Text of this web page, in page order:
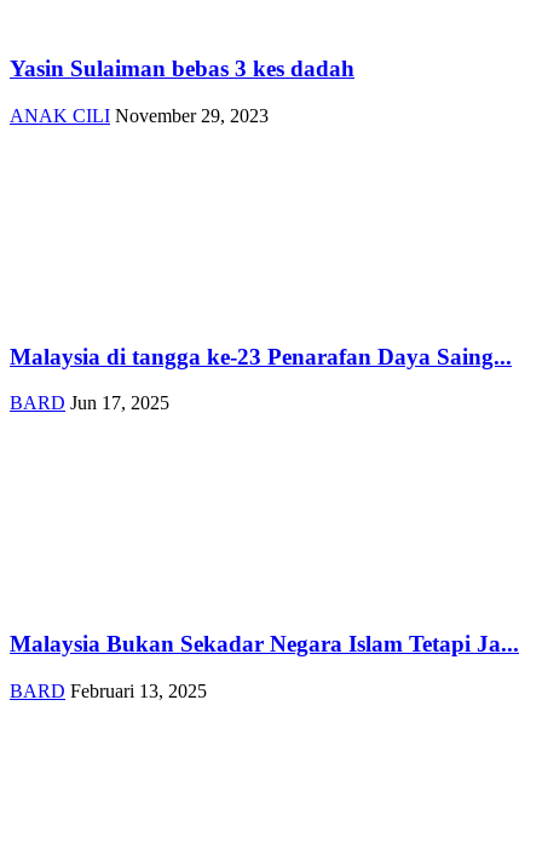
Yasin Sulaiman bebas 3 kes dadah
ANAK CILI November 29, 2023
Malaysia di tangga ke-23 Penarafan Daya Saing...
BARD Jun 17, 2025
Malaysia Bukan Sekadar Negara Islam Tetapi Ja...
BARD Februari 13, 2025